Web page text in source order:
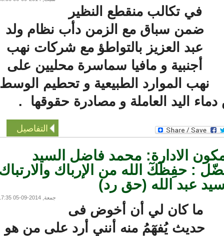
في تكالب منقطع النظير
ضمن سباق مع الزمن دأب نظام ولد
عبد العزيز بالتواطؤ مع شركات نهب
أجنبية و مافيا سماسرة محليين على
نهب الموارد الطبيعية و تحطيم الوسط
اليد العاملة و مصادرة حقوقها .
التفاصيل
الادارة: محمد فاضل السيد
حفِظٓكٓ الله من الإرباك والارتباك
عبد الله (حق رد)
جمعة, 2014-09-05 17:35
ما كان لي أن أخوض فى
حديث يُفهٓمُ منه أنني أرد على من هو